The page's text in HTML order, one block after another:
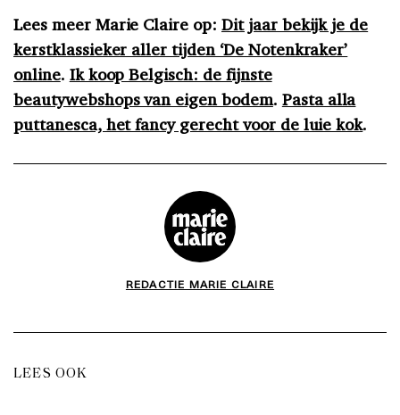
Lees meer Marie Claire op: Dit jaar bekijk je de
kerstklassieker aller tijden ‘De Notenkraker’
online. Ik koop Belgisch: de fijnste
beautywebshops van eigen bodem. Pasta alla
puttanesca, het fancy gerecht voor de luie kok.
REDACTIE MARIE CLAIRE
LEES OOK